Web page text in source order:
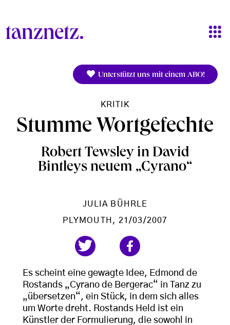
Unterstützt uns mit einem ABO!
KRITIK
Stumme Wortgefechte
Robert Tewsley in David
Bintleys neuem „Cyrano“
JULIA BÜHRLE
PLYMOUTH , 21/03/2007
Es scheint eine gewagte Idee, Edmond de
Rostands „Cyrano de Bergerac“ in Tanz zu
„übersetzen“, ein Stück, in dem sich alles
um Worte dreht. Rostands Held ist ein
Künstler der Formulierung, die sowohl in